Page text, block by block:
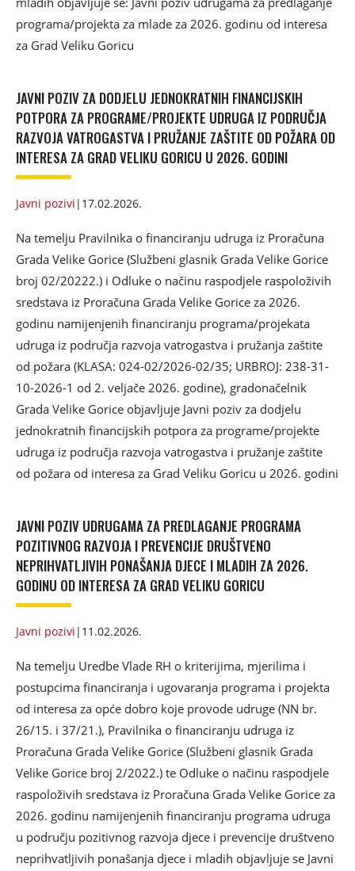
programa/projekta za mlade za 2026. godinu od interesa
za Grad Veliku Goricu
JAVNI POZIV ZA DODJELU JEDNOKRATNIH FINANCIJSKIH
POTPORA ZA PROGRAME/PROJEKTE UDRUGA IZ PODRUČJA
RAZVOJA VATROGASTVA I PRUŽANJE ZAŠTITE OD POŽARA OD
INTERESA ZA GRAD VELIKU GORICU U 2026. GODINI
Javni pozivi | 17.02.2026.
Na temelju Pravilnika o financiranju udruga iz Proračuna
Grada Velike Gorice (Službeni glasnik Grada Velike Gorice
broj 02/20222.) i Odluke o načinu raspodjele raspoloživih
sredstava iz Proračuna Grada Velike Gorice za 2026.
godinu namijenjenih financiranju programa/projekata
udruga iz područja razvoja vatrogastva i pružanja zaštite
od požara (KLASA: 024-02/2026-02/35; URBROJ: 238-31-
10-2026-1 od 2. veljače 2026. godine), gradonačelnik
Grada Velike Gorice objavljuje Javni poziv za dodjelu
jednokratnih financijskih potpora za programe/projekte
udruga iz područja razvoja vatrogastva i pružanje zaštite
od požara od interesa za Grad Veliku Goricu u 2026. godini
JAVNI POZIV UDRUGAMA ZA PREDLAGANJE PROGRAMA
POZITIVNOG RAZVOJA I PREVENCIJE DRUŠTVENO
NEPRIHVATLJIVIH PONAŠANJA DJECE I MLADIH ZA 2026.
GODINU OD INTERESA ZA GRAD VELIKU GORICU
Javni pozivi | 11.02.2026.
Na temelju Uredbe Vlade RH o kriterijima, mjerilima i
postupcima financiranja i ugovaranja programa i projekta
od interesa za opće dobro koje provode udruge (NN br.
26/15. i 37/21.), Pravilnika o financiranju udruga iz
Proračuna Grada Velike Gorice (Službeni glasnik Grada
Velike Gorice broj 2/2022.) te Odluke o načinu raspodjele
raspoloživih sredstava iz Proračuna Grada Velike Gorice za
2026. godinu namijenjenih financiranju programa udruga
u području pozitivnog razvoja djece i prevencije društveno
neprihvatljivih ponašanja djece i mladih objavljuje se Javni